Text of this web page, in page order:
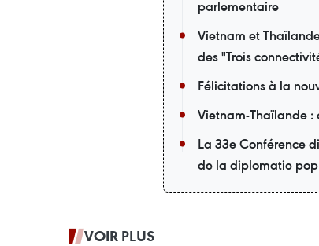
parlementaire
Vietnam et
des "Trois
Félicitations à la
Vietnam-Thaïlande
La 33e Conférence
de la diplomatie
VOIR PLUS